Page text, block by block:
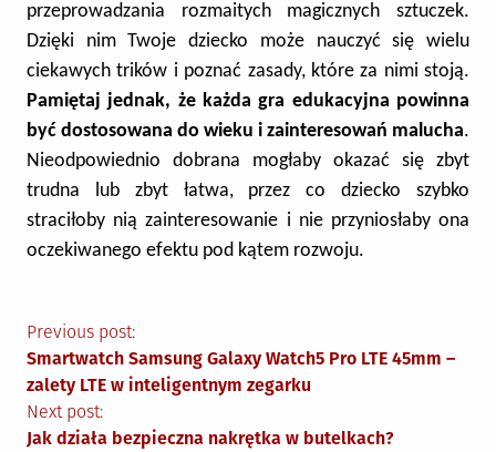
przeprowadzania rozmaitych magicznych sztuczek.
Dzięki nim Twoje dziecko może nauczyć się wielu
ciekawych trików i poznać zasady, które za nimi stoją.
Pamiętaj jednak, że każda gra edukacyjna powinna
być dostosowana do wieku i zainteresowań malucha.
Nieodpowiednio dobrana mogłaby okazać się zbyt
trudna lub zbyt łatwa, przez co dziecko szybko
straciłoby nią zainteresowanie i nie przyniosłaby ona
oczekiwanego efektu pod kątem rozwoju.
Nawigacja
wpisu
Previous post:
Smartwatch Samsung Galaxy Watch5 Pro LTE 45mm –
zalety LTE w inteligentnym zegarku
Next post:
Jak działa bezpieczna nakrętka w butelkach?